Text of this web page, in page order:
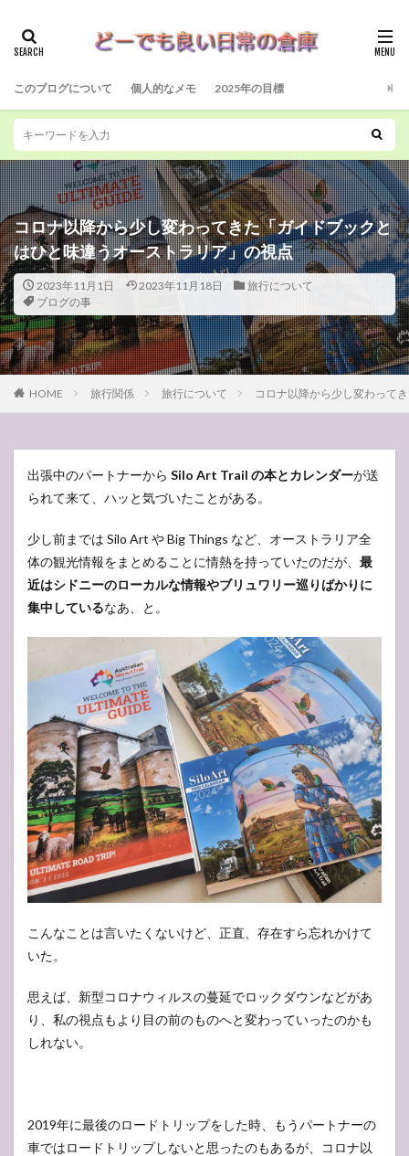
このブログについて 個人的なメモ 2025年の目標
コロナ以降から少し変わってきた「ガイドブックと
はひと味違うオーストラリア」の視点
2023年11月1日 2023年11月18日
旅行について
ブログの事
HOME 旅行関係 旅行について コロナ以降から少し変わって
出張中のパートナーから Silo Art Trail の本とカレンダーが送
られて来て、ハッと気づいたことがある。
少し前までは Silo Art や Big Things など、オーストラリア全
体の観光情報をまとめることに情熱を持っていたのだが、 最
近はシドニーのローカルな情報やブリュワリー巡りばかりに
集中しているなあ、と。
こんなことは言いたくないけど、正直、存在すら忘れかけて
いた。
思えば、新型コロナウィルスの蔓延でロックダウンなどがあ
り、私の視点もより目の前のものへと変わっていったのかも
しれない。
2019年に最後のロードトリップをした時、もうパートナーの
車ではロードトリップしないと思ったのもあるが、コロナ以